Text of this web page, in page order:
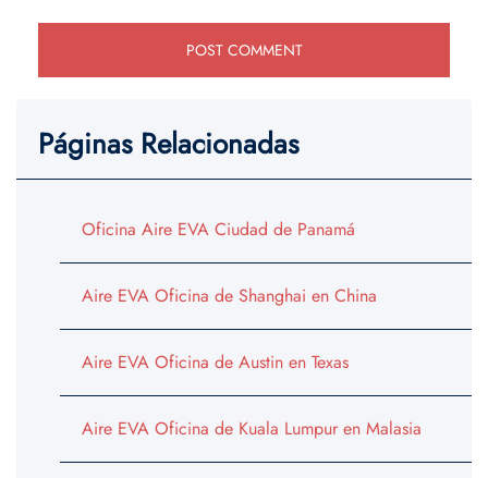
Páginas Relacionadas
Oficina Aire EVA Ciudad de Panamá
Aire EVA Oficina de Shanghai en China
Aire EVA Oficina de Austin en Texas
Aire EVA Oficina de Kuala Lumpur en Malasia